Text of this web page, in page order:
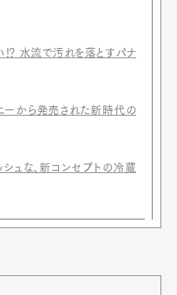
⁉ 水流で汚れを落とすパナ
ーから発売された新時代の
ュな、新コンセプトの冷蔵